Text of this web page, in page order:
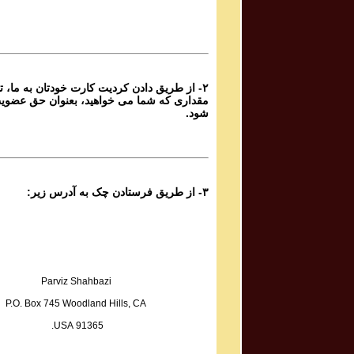
Atashi Dar Sineh Daram Javedani
Yoones Khanbeigi یونس خان بیگی
Taa Baad Chenin Baada
Rameshgaran
Fazel Jamshidi فاضل جمشیدی
و همایون شجریان
۲- از طریق دادن کردیت کارت خودتان به ما،
مقداری که شما می خواهید، بعنوان حق
شود.
۳- از طریق فرستادن چک به آدرس زیر:
Parviz Shahbazi
P.O. Box 745 Woodland Hills, CA
91365 USA.